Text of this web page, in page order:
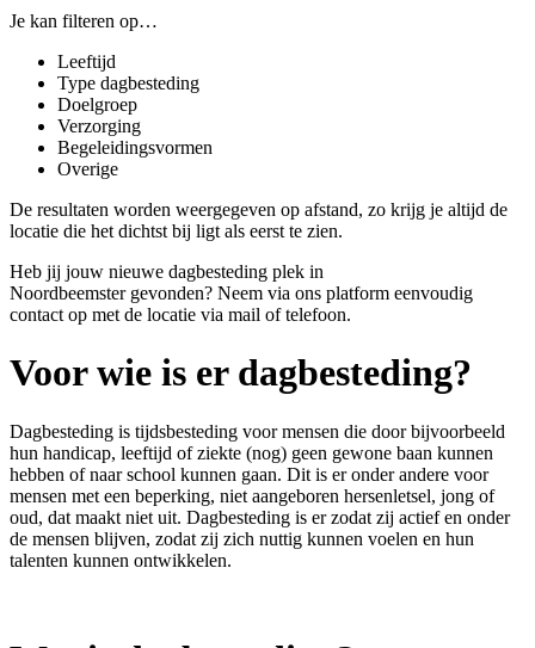
Je kan filteren op…
Leeftijd
Type dagbesteding
Doelgroep
Verzorging
Begeleidingsvormen
Overige
De resultaten worden weergegeven op afstand, zo krijg je altijd de
locatie die het dichtst bij ligt als eerst te zien.
Heb jij jouw nieuwe dagbesteding plek in
Noordbeemster gevonden? Neem via ons platform eenvoudig
contact op met de locatie via mail of telefoon.
Voor wie is er dagbesteding?
Dagbesteding is tijdsbesteding voormensen die door bijvoorbeeld
hun handicap, leeftijd of ziekte (nog) geen gewone baan kunnen
hebben of naar school kunnen gaan. Dit is er onder andere voor
mensen met een beperking, niet aangeboren hersenletsel, jong of
oud, dat maakt niet uit. Dagbesteding is er zodat zij actief en onder
de mensen blijven, zodat zij zich nuttig kunnen voelen en hun
talenten kunnen ontwikkelen.